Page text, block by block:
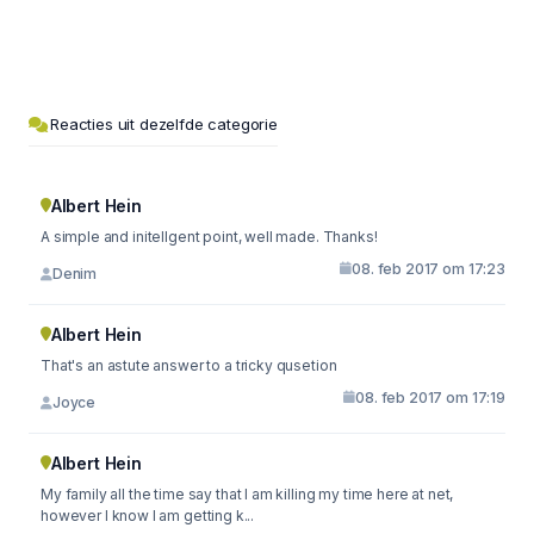
Reacties uit dezelfde categorie
Albert Hein
A simple and initellgent point, well made. Thanks!
Denim 08. feb 2017 om 17:23
Albert Hein
That's an astute answer to a tricky qusetion
Joyce 08. feb 2017 om 17:19
Albert Hein
My family all the time say that I am killing my time here at net,
however I know I am getting k...